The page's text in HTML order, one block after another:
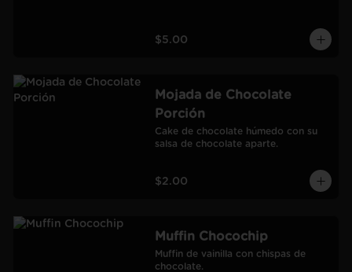
$5.00
Mojada de Chocolate
Porción
Cake de chocolate húmedo con su
salsa de chocolate aparte.
$2.00
Muffin Chocochip
Muffin de vainilla con chispas de
chocolate.